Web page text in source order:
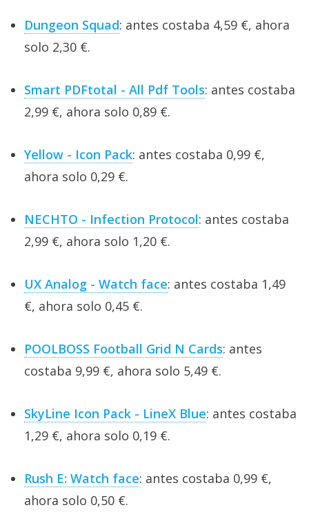
Dungeon Squad: antes costaba 4,59 €, ahora
solo 2,30 €.
Smart PDFtotal - All Pdf Tools: antes costaba
2,99 €, ahora solo 0,89 €.
Yellow - Icon Pack: antes costaba 0,99 €,
ahora solo 0,29 €.
NECHTO - Infection Protocol: antes costaba
2,99 €, ahora solo 1,20 €.
UX Analog - Watch face: antes costaba 1,49
€, ahora solo 0,45 €.
POOLBOSS Football Grid N Cards: antes
costaba 9,99 €, ahora solo 5,49 €.
SkyLine Icon Pack - LineX Blue: antes costaba
1,29 €, ahora solo 0,19 €.
Rush E: Watch face: antes costaba 0,99 €,
ahora solo 0,50 €.